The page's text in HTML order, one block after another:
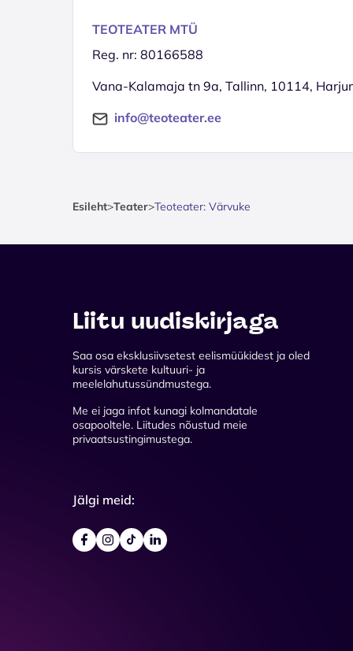
TEOTEATER MTÜ
Reg. nr: 80166588
Vana-Kalamaja tn 9a, Tallinn, 10114,
info@teoteater.ee
Esileht>Teater>Teoteater: Värvuke
Liitu uudiskirjaga
Saa osa eksklusiivsetest eelismüükidest ja oled
kursis värskete kultuuri- ja
meelelahutussündmustega.
Me ei jaga infot kunagi kolmandatale
osapooltele. Liitudes nõustud meie
privaatsustingimustega.
Jälgi meid: